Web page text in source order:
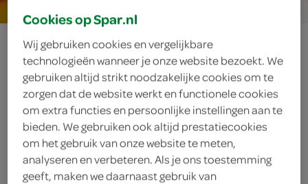
perzikdroom met
frambozensaus
ingrediënten
Cookies op Spar.nl
Wij gebruiken cookies en vergelijkbare
technologieën wanneer je onze website bezoekt. We
gebruiken altijd strikt noodzakelijke cookies om te
zorgen dat de website werkt en functionele cookies
om extra functies en persoonlijke instellingen aan te
bieden. We gebruiken ook altijd prestatiecookies
om het gebruik van onze website te meten,
analyseren en verbeteren. Als je ons toestemming
geeft, maken we daarnaast gebruik van